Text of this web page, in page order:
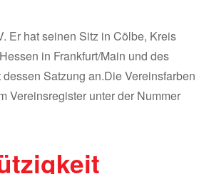
Er hat seinen Sitz in Cölbe, Kreis
in Frankfurt/Main und des
Satzung an.Die Vereinsfarben
Vereinsregister unter der Nummer